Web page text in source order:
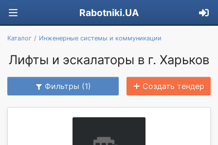
Rabotniki.UA
Каталог Инженерные системы и коммуникации
Лифты и эскалаторы в г. Харьков
Фильтры (1) Создать тендер